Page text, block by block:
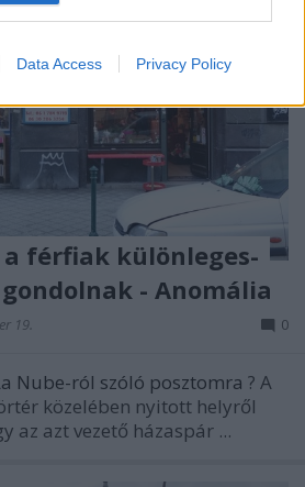
Data Access Privacy Policy
férfiak különleges-
- Anomália
19. 0
Nube-ról szóló posztomra ? A
közelében nyitott helyről
az azt vezető házaspár ...